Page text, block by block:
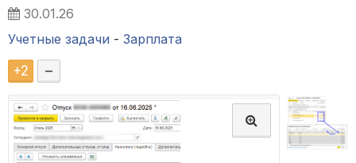
30.01.26
Учетные задачи - Зарплата
+2 –